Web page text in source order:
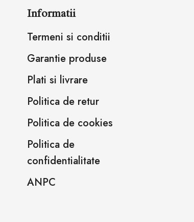
Informatii
Termeni si conditii
Garantie produse
Plati si livrare
Politica de retur
Politica de cookies
Politica de
confidentialitate
ANPC